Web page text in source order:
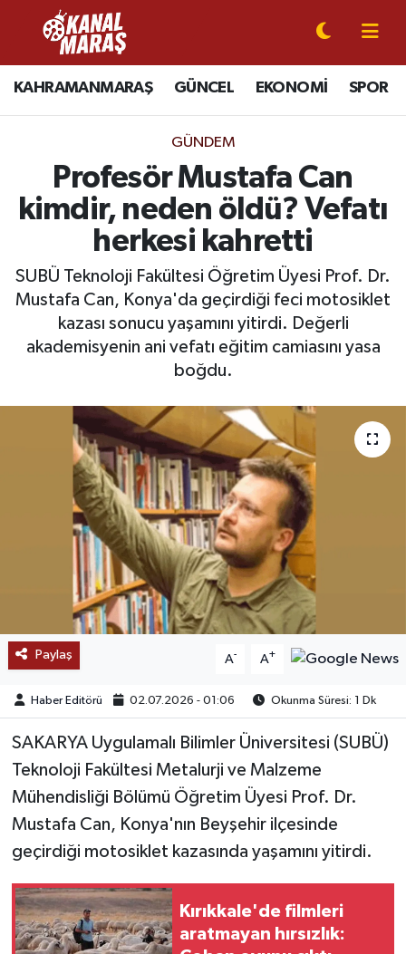
KAHRAMANMARAŞ GÜNCEL EKONOMİ SPOR
GÜNDEM
Profesör Mustafa Can
kimdir, neden öldü? Vefatı
herkesi kahretti
SUBÜ Teknoloji Fakültesi Öğretim Üyesi Prof. Dr.
Mustafa Can, Konya'da geçirdiği feci motosiklet
kazası sonucu yaşamını yitirdi. Değerli
akademisyenin ani vefatı eğitim camiasını yasa
boğdu.
Paylaş A- A+
Haber Editörü 02.07.2026 - 01:06 Okunma Süresi: 1 Dk
SAKARYA Uygulamalı Bilimler Üniversitesi (SUBÜ)
Teknoloji Fakültesi Metalurji ve Malzeme
Mühendisliği Bölümü Öğretim Üyesi Prof. Dr.
Mustafa Can, Konya'nın Beyşehir ilçesinde
geçirdiği motosiklet kazasında yaşamını yitirdi.
Kırıkkale'de filmleri
aratmayan hırsızlık:
CANLI YAYIN
KAHRAMANMARAŞ
SPOR
SİYASET
EKONOMİ
GÜNDEM
SAĞLIK
EĞİTİM
BÖLGE
KEŞFET
POPÜLER
DÜNYA
TREND
MEDYA
OTOMOTİV
TEKNOLOJİ
YAŞAM
KÜLTÜR SANAT
Kahramanmaraş Nöbetçi Eczaneler
Kahramanmaraş Hava Durumu
Kahramanmaraş Trafik Yoğunluk Haritası
Süper Lig Puan Durumu ve Fikstür
Tüm Manşetler
Son Dakika Haberleri